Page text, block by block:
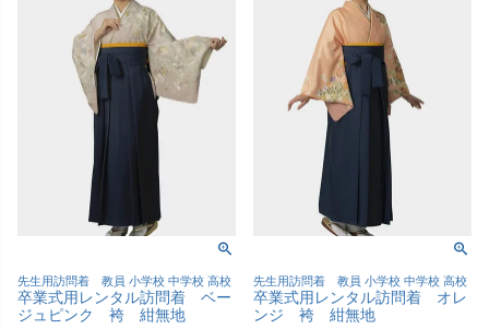
先生用訪問着 教員 小学校 中学校 高校
卒業式用レンタル訪問着 ベー
ジュピンク 袴 紺無地
先生用訪問着 教員 小学校 中学校 高校
卒業式用レンタル訪問着 オレ
ンジ 袴 紺無地